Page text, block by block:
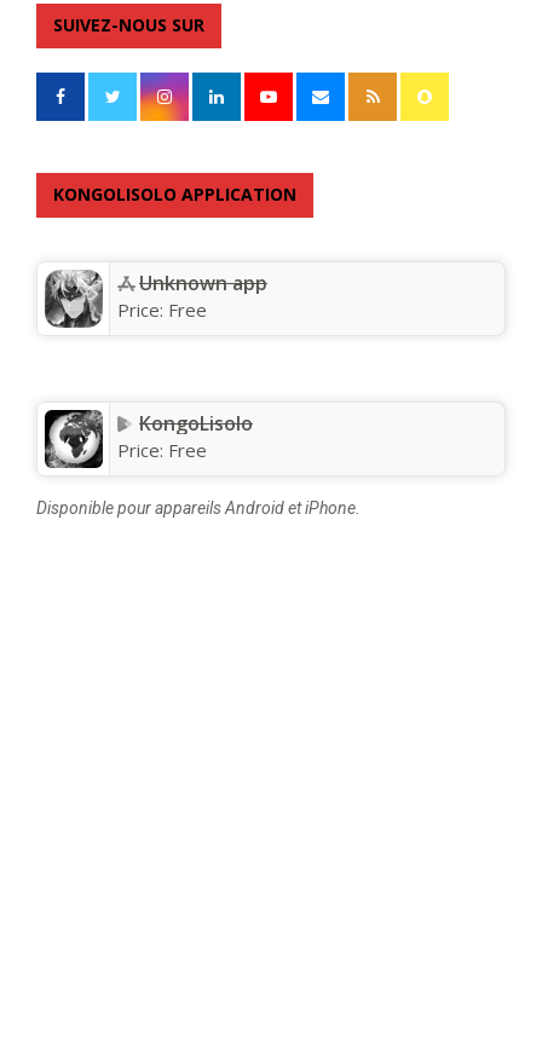
SUIVEZ-NOUS SUR
KONGOLISOLO APPLICATION
Unknown app
Price: Free
KongoLisolo
Price: Free
Disponible pour appareils Android et iPhone.